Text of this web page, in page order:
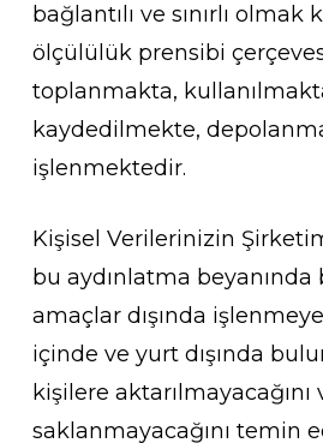
bağlantılı ve sınırlı olmak
ölçülülük prensibi
toplanmakta,
kaydedilmekte,
işlenmektedir.
Kişisel Verilerinizin
bu aydınlatma beyanında
amaçlar dışında
içinde ve yurt dışında
kişilere aktarılmayacağını
saklanmayacağını temin